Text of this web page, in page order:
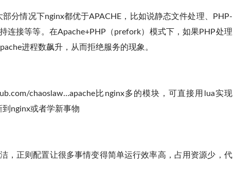
分情况下nginx都优于APACHE，比如说静态文件处理、PHP-
连接等等。在Apache+PHP（prefork）模式下，如果PHP处理
进程数飙升，从而拒绝服务的现象。
chaoslaw…apache比nginx多的模块，可直接用lua实现
nginx或者学新事物
，正则配置让很多事情变得简单运行效率高，占用资源少，代